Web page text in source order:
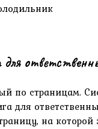
по страницам.
для
на которой